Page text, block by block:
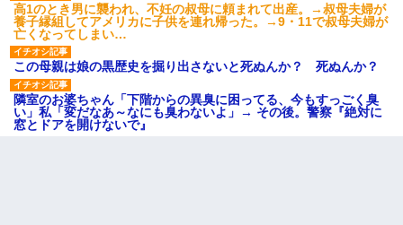
高1のとき男に襲われ、不妊の叔母に頼まれて出産。→叔母夫婦が
養子縁組してアメリカに子供を連れ帰った。→9・11で叔母夫婦が
亡くなってしまい…
この母親は娘の黒歴史を掘り出さないと死ぬんか？ 死ぬんか？
隣室のお婆ちゃん「下階からの異臭に困ってる、今もすっごく臭
い」私「変だなあ～なにも臭わないよ」→ その後。警察『絶対に
窓とドアを開けないで』